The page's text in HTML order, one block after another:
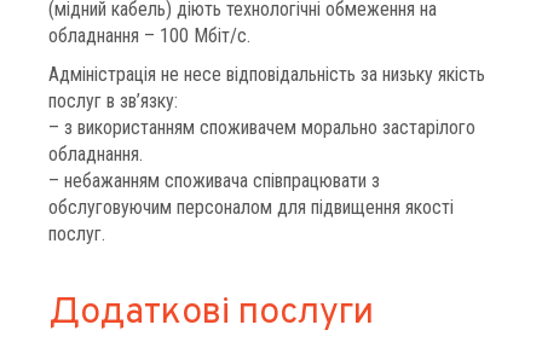
(мідний кабель) діють технологічні обмеження на
обладнання – 100 Мбіт/с.
Адміністрація не несе відповідальність за низьку якість
послуг в зв’язку:
– з використанням споживачем морально застарілого
обладнання.
– небажанням споживача співпрацювати з
обслуговуючим персоналом для підвищення якості
послуг.
Додаткові послуги